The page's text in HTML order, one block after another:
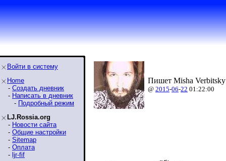
Войти в систему
Home
- Создать дневник
- Написать в дневник
- Подробный режим
LJ.Rossia.org
- Новости сайта
- Общие настройки
- Sitemap
- Оплата
- ljr-fif
Пишет Misha
@ 2015-06-22 01:22:00